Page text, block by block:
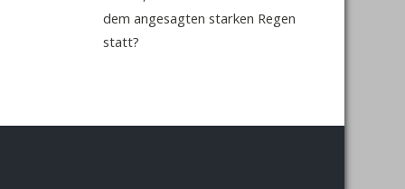
dem angesagten starken Regen
statt?